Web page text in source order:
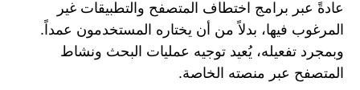
عادةً عبر برامج اختطاف المتصفح والتطبيقات غير
المرغوب فيها، بدلاً من أن يختاره المستخدمون عمداً.
وبمجرد تفعيله، يُعيد توجيه عمليات البحث ونشاط
المتصفح عبر منصته الخاصة.